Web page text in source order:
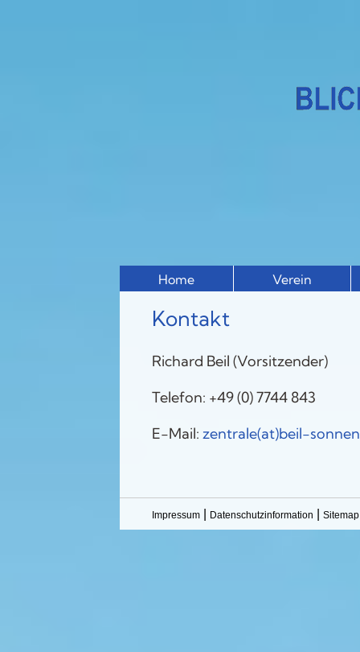
Home Verein
Kontakt
Richard Beil (Vorsitzender)
Telefon: +49 (0) 7744 843
E-Mail: zentrale(at)beil-
Impressum Datenschutzinformation Sitemap